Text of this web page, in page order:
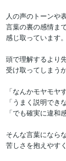
人の声のトーンや
言葉の裏の感情ま
感じ取っています。
頭で理解するより
受け取ってしまう
「なんかモヤモヤ
「うまく説明でき
「でも確実に違和
そんな言葉になら
苦しさを抱えやす